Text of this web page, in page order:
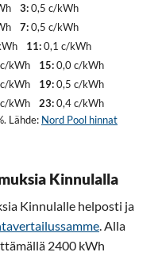
3:0,5 c/kWh
7:0,5 c/kWh
11:0,1 c/kWh
kWh 15:0,0 c/kWh
kWh 19:0,5 c/kWh
kWh 23:0,4 c/kWh
Lähde: Nord Pool hinnat
Kinnulalla
Kinnulalle helposti ja
. Alla
2400 kWh